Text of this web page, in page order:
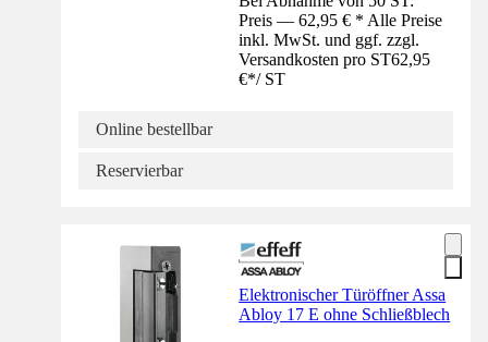
Preis — 62,95 € * Alle Preise
inkl. MwSt. und ggf. zzgl.
Versandkosten pro ST62,95
€*/ ST
Online bestellbar
Reservierbar
Elektronischer Türöffner Assa
Abloy 17 E ohne Schließblech